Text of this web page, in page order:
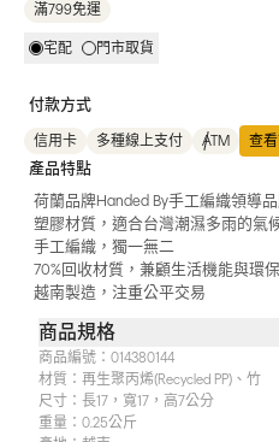
滿799免運
宅配 門市取貨
付款方式
信用卡 多種線上支付 ATM 查
產品特點
荷蘭品牌Handed By手工編織領導
塑膠材質，適合台灣潮濕多雨的氣
手工編織，獨一無二
70%回收材質，兼顧生活機能與環
越南製造，注重公平交易
商品規格
商品編號： 014380144
材質： 再生聚丙烯(Recycled PP)、竹
尺寸： 長17，寬17，高7公分
重量： 0.25公斤